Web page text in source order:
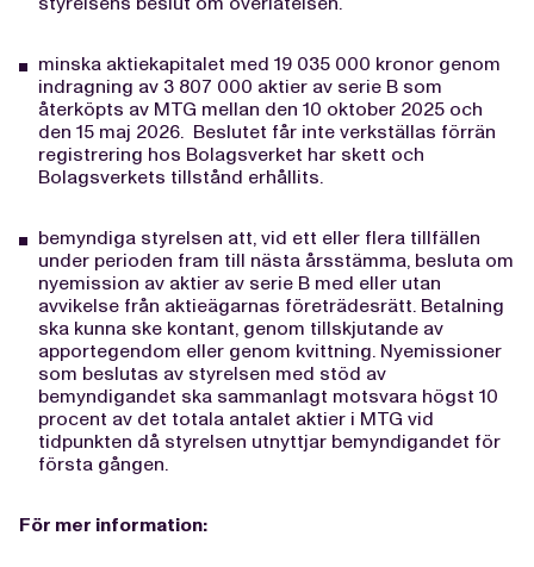
minska aktiekapitalet med 19 035 000 kronor genom
indragning av 3 807 000 aktier av serie B som
återköpts av MTG mellan den 10 oktober 2025 och
den 15 maj 2026. Beslutet får inte verkställas förrän
registrering hos Bolagsverket har skett och
Bolagsverkets tillstånd erhållits.
bemyndiga styrelsen att, vid ett eller flera tillfällen
under perioden fram till nästa årsstämma, besluta om
nyemission av aktier av serie B med eller utan
avvikelse från aktieägarnas företrädesrätt. Betalning
ska kunna ske kontant, genom tillskjutande av
apportegendom eller genom kvittning. Nyemissioner
som beslutas av styrelsen med stöd av
bemyndigandet ska sammanlagt motsvara högst 10
procent av det totala antalet aktier i MTG vid
tidpunkten då styrelsen utnyttjar bemyndigandet för
första gången.
För mer information: